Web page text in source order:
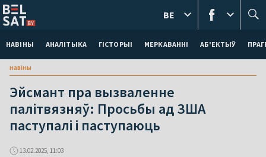
НАВІНЫ АНАЛІТЫКА ГІСТОРЫІ МЕРКАВАННI АБ'ЕКТЫЎ
BE
навіны
Эйсмант пра вызваленне
палітвязняў: Просьбы ад ЗША
паступалі і паступаюць
13.02.2025, 11:03